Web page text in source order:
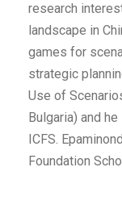
research
landscape in
games for
strategic
Use of
Bulgaria) and
ICFS.
Foundation